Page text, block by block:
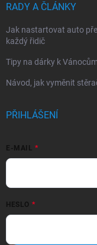
RADY A ČLÁNKY
Jak nastartovat auto
každý řidič
Tipy na dárky k
Návod, jak vyměnit
PŘIHLÁŠENÍ
E-MAIL
HESLO